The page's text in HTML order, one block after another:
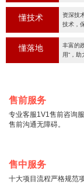
懂技术
资深技
技术，
懂落地
丰富的
用“，助
售前服务
专业客服1V1售前咨询
售前沟通无障碍。
售中服务
十大项目流程严格规范